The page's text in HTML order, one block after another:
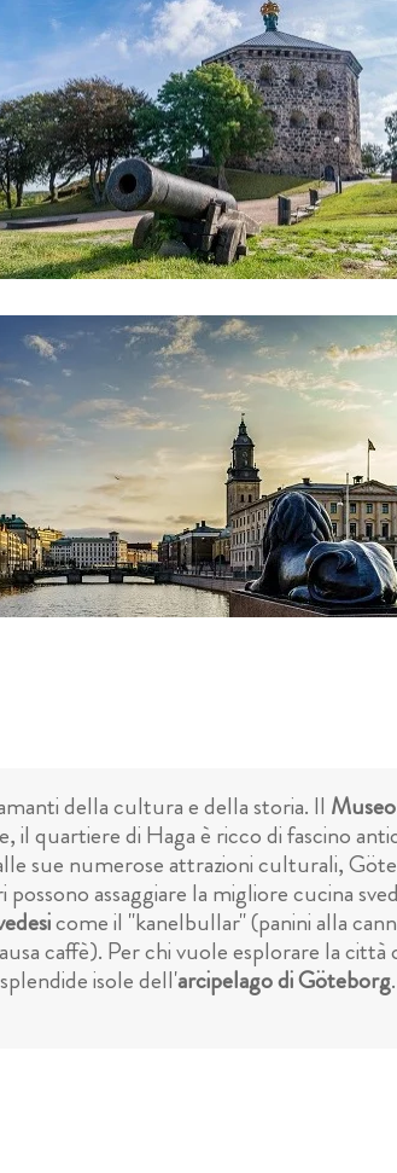
della cultura e della storia. Il
quartiere di Haga è ricco di fascino
sue numerose attrazioni culturali,
assaggiare la migliore cucina
come il "kanelbullar" (panini alla
caffè). Per chi vuole esplorare la
isole dell'arcipelago di Göteborg